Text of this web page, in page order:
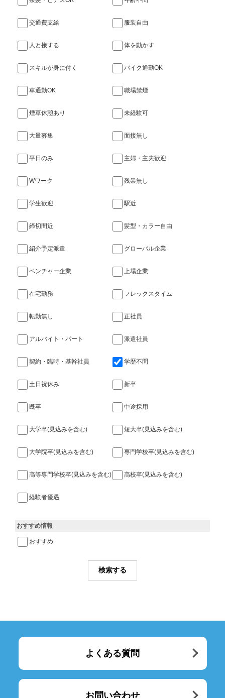
交通費支給 服装自由
人と接する 体を動かす
スキルが身に付く バイク通勤OK
車通勤OK 職場禁煙
煙草休憩あり 未経験可
大量募集 面接無し
平日のみ 主婦・主夫歓迎
Wワーク 残業無し
学生歓迎 駅近
締切間近 髪型・カラー自由
紹介予定派遣 グローバル企業
ベンチャー企業 上場企業
在宅勤務 フレックスタイム
転勤無し 正社員
アルバイト・パート 派遣社員
契約・臨時・基幹社員 学歴不問
土日祝休み 新卒
既卒 中途採用
大学卒(見込みを含む) 短大卒(見込みを含む)
大学院卒(見込みを含む) 専門学校卒(見込みを含む)
高等専門学校卒(見込みを含む) 高校卒(見込みを含む)
経験者優遇
おすすめ情報
おすすめ
よくある質問
お問い合わせ